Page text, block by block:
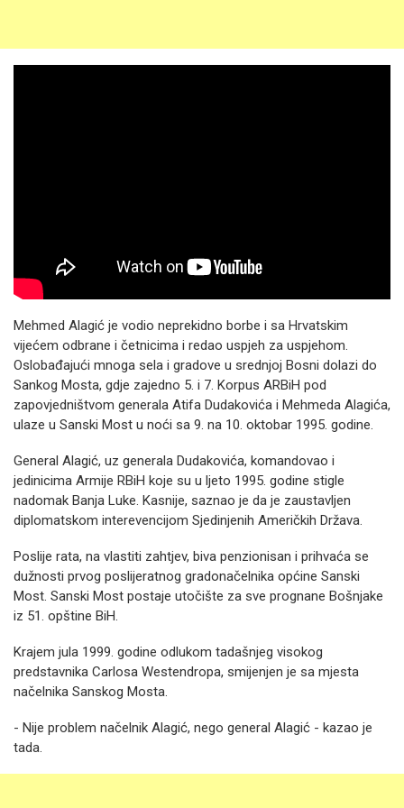
Mehmed Alagić je vodio neprekidno borbe i sa Hrvatskim
vijećem odbrane i četnicima i redao uspjeh za uspjehom.
Oslobađajući mnoga sela i gradove u srednjoj Bosni dolazi do
Sankog Mosta, gdje zajedno 5. i 7. Korpus ARBiH pod
zapovjedništvom generala Atifa Dudakovića i Mehmeda Alagića,
ulaze u Sanski Most u noći sa 9. na 10. oktobar 1995. godine.
General Alagić, uz generala Dudakovića, komandovao i
jedinicima Armije RBiH koje su u ljeto 1995. godine stigle
nadomak Banja Luke. Kasnije, saznao je da je zaustavljen
diplomatskom interevencijom Sjedinjenih Američkih Država.
Poslije rata, na vlastiti zahtjev, biva penzionisan i prihvaća se
dužnosti prvog poslijeratnog gradonačelnika općine Sanski
Most. Sanski Most postaje utočište za sve prognane Bošnjake
iz 51. opštine BiH.
Krajem jula 1999. godine odlukom tadašnjeg visokog
predstavnika Carlosa Westendropa, smijenjen je sa mjesta
načelnika Sanskog Mosta.
- Nije problem načelnik Alagić, nego general Alagić - kazao je
tada.